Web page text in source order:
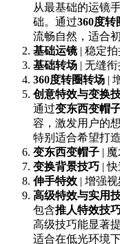
从最基础的运镜
础。通过360度转
流畅自然，适合
基础运镜| 稳定拍
基础转场 | 无缝
360度转圈转场 |
创意特效与变换
通过变东西变帽
容，激发用户的
特别适合希望打
变东西变帽子 |
变换背景技巧 |
伸手特效 | 增强
高级特效与实用
包含推人特效技
高级技巧能显著
适合在低光环境